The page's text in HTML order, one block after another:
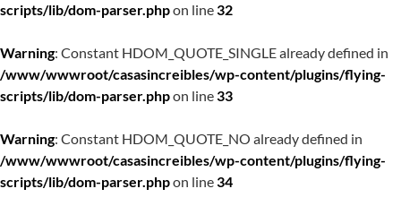
scripts/lib/dom-parser.phpon line32
Warning: Constant HDOM_QUOTE_SINGLE already defined in
/www/wwwroot/casasincreibles/wp-content/plugins/flying-
scripts/lib/dom-parser.phpon line33
Warning: Constant HDOM_QUOTE_NO already defined in
/www/wwwroot/casasincreibles/wp-content/plugins/flying-
scripts/lib/dom-parser.phpon line34